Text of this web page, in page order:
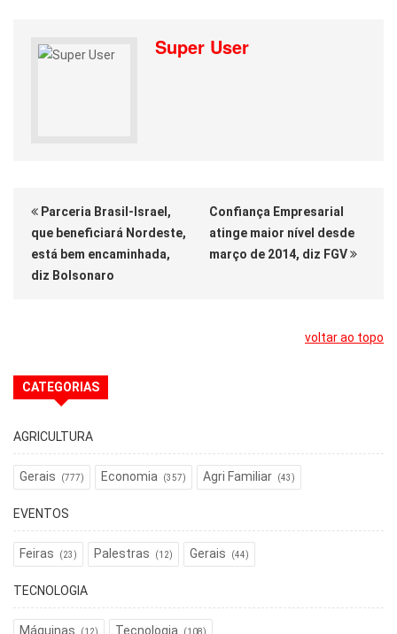
Super User
Parceria Brasil-Israel,
que beneficiará Nordeste,
está bem encaminhada,
diz Bolsonaro
Confiança Empresarial
atinge maior nível desde
março de 2014, diz FGV
voltar ao topo
CATEGORIAS
AGRICULTURA
Gerais (777) Economia (357) Agri Familiar (43)
EVENTOS
Feiras (23) Palestras (12) Gerais (44)
TECNOLOGIA
Máquinas Tecnologia